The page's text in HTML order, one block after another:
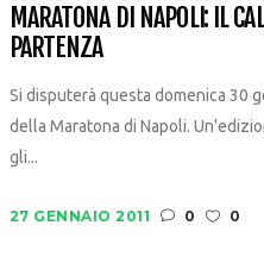
MARATONA DI NAPOLI: IL
PARTENZA
Si disputerà questa domenica 30
della Maratona di Napoli.
gli...
27 GENNAIO 2011 0 0